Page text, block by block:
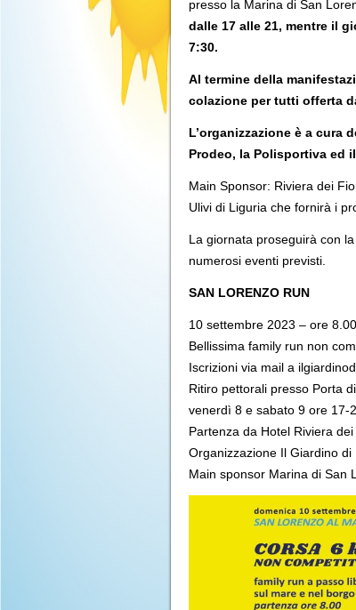
presso la Marina di San
dalle 17 alle 21, mentre il
7:30.
Al termine della
colazione per tutti offerta
L’organizzazione è a cura
Prodeo, la Polisportiva ed
Main Sponsor: Riviera dei
Ulivi di Liguria che fornirà i
La giornata proseguirà con la
numerosi eventi previsti.
SAN LORENZO RUN
10 settembre 2023 – ore 8.00
Bellissima family run non
Iscrizioni via mail a
Ritiro pettorali presso Porta
venerdì 8 e sabato 9 ore 17-
Partenza da Hotel Riviera
Organizzazione Il Giardino
Main sponsor Marina di San